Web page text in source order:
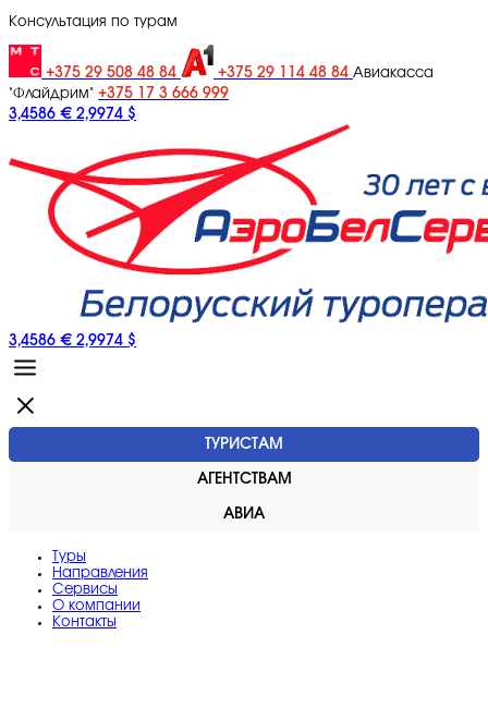
Консультация по турам
+375 29 508 48 84 +375 29 114 48 84 Авиакасса
"Флайдрим" +375 17 3 666 999
3,4586 € 2,9974 $
3,4586 € 2,9974 $
ТУРИСТАМ
АГЕНТСТВАМ
АВИА
Туры
Направления
Сервисы
O компании
Контакты